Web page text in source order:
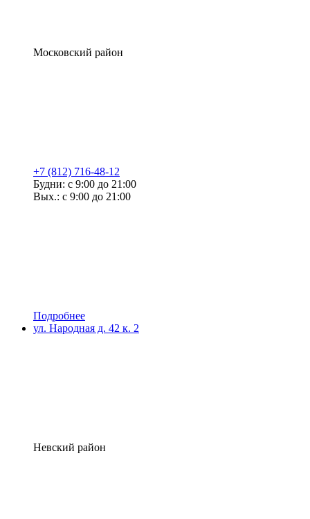
Московский район
+7 (812) 716-48-12
Будни: с 9:00 до 21:00
Вых.: с 9:00 до 21:00
Подробнее
ул. Народная д. 42 к. 2
Невский район